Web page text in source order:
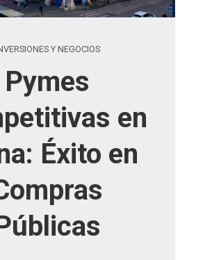
Y NEGOCIOS
Pymes
en
Éxito en